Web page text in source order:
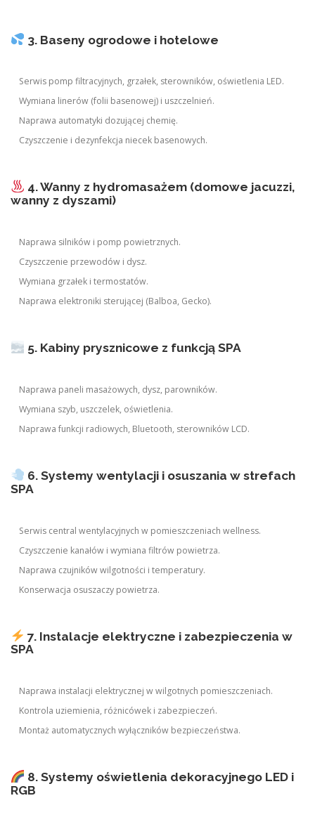
3. Baseny ogrodowe i hotelowe
Serwis pomp filtracyjnych, grzałek, sterowników, oświetlenia LED.
Wymiana linerów (folii basenowej) i uszczelnień.
Naprawa automatyki dozującej chemię.
Czyszczenie i dezynfekcja niecek basenowych.
4. Wanny z hydromasażem (domowe jacuzzi,
wanny z dyszami)
Naprawa silników i pomp powietrznych.
Czyszczenie przewodów i dysz.
Wymiana grzałek i termostatów.
Naprawa elektroniki sterującej (Balboa, Gecko).
5. Kabiny prysznicowe z funkcją SPA
Naprawa paneli masażowych, dysz, parowników.
Wymiana szyb, uszczelek, oświetlenia.
Naprawa funkcji radiowych, Bluetooth, sterowników LCD.
6. Systemy wentylacji i osuszania w strefach
SPA
Serwis central wentylacyjnych w pomieszczeniach wellness.
Czyszczenie kanałów i wymiana filtrów powietrza.
Naprawa czujników wilgotności i temperatury.
Konserwacja osuszaczy powietrza.
7. Instalacje elektryczne i zabezpieczenia w
SPA
Naprawa instalacji elektrycznej w wilgotnych pomieszczeniach.
Kontrola uziemienia, różnicówek i zabezpieczeń.
Montaż automatycznych wyłączników bezpieczeństwa.
8. Systemy oświetlenia dekoracyjnego LED i
RGB